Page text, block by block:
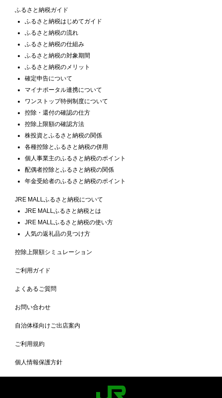
ふるさと納税ガイド
ふるさと納税はじめてガイド
ふるさと納税の流れ
ふるさと納税の仕組み
ふるさと納税の対象期間
ふるさと納税のメリット
確定申告について
マイナポータル連携について
ワンストップ特例制度について
控除・還付の確認の仕方
控除上限額の確認方法
株投資とふるさと納税の関係
各種控除とふるさと納税の併用
個人事業主のふるさと納税のポイント
配偶者控除とふるさと納税の関係
年金受給者のふるさと納税のポイント
JRE MALLふるさと納税について
JRE MALLふるさと納税とは
JRE MALLふるさと納税の使い方
人気の返礼品の見つけ方
控除上限額シミュレーション
ご利用ガイド
よくあるご質問
お問い合わせ
自治体様向けご出店案内
ご利用規約
個人情報保護方針